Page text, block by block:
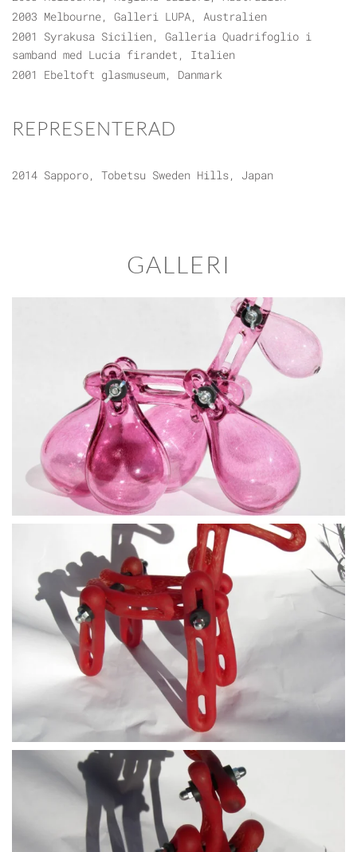
2003 Melbourne, Galleri LUPA, Australien
2001 Syrakusa Sicilien, Galleria Quadrifoglio i
samband med Lucia firandet, Italien
2001 Ebeltoft glasmuseum, Danmark
REPRESENTERAD
2014 Sapporo, Tobetsu Sweden Hills, Japan
GALLERI
BLÄDDRA I GALLERI
BLÄDDRA I GALLERI